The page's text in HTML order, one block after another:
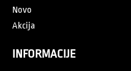
Novo
Akcija
INFORMACIJE